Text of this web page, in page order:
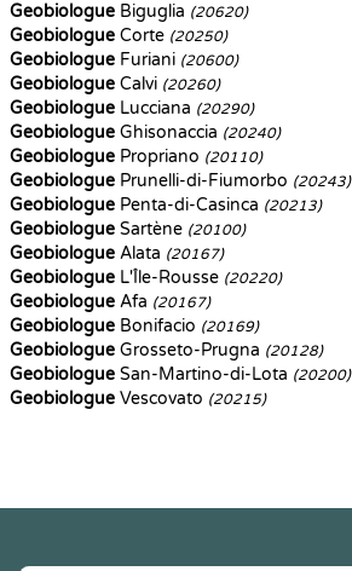
Geobiologue Biguglia (20620)
Geobiologue Corte (20250)
Geobiologue Furiani (20600)
Geobiologue Calvi (20260)
Geobiologue Lucciana (20290)
Geobiologue Ghisonaccia (20240)
Geobiologue Propriano (20110)
Geobiologue Prunelli-di-Fiumorbo (20243)
Geobiologue Penta-di-Casinca (20213)
Geobiologue Sartène (20100)
Geobiologue Alata (20167)
Geobiologue L'Île-Rousse (20220)
Geobiologue Afa (20167)
Geobiologue Bonifacio (20169)
Geobiologue Grosseto-Prugna (20128)
Geobiologue San-Martino-di-Lota (20200)
Geobiologue Vescovato (20215)